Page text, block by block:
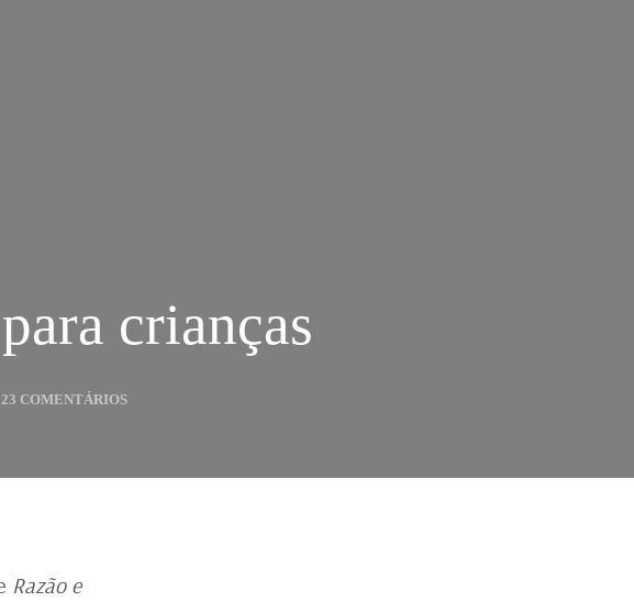
crianças
23 COMENTÁRIOSEM
ADAPTADA
Razão e